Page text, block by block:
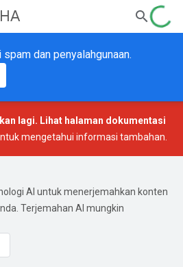
dan penyalahgunaan.
lagi. Lihat halaman dokumentasi
mengetahui informasi tambahan.
AI untuk menerjemahkan konten
Terjemahan AI mungkin